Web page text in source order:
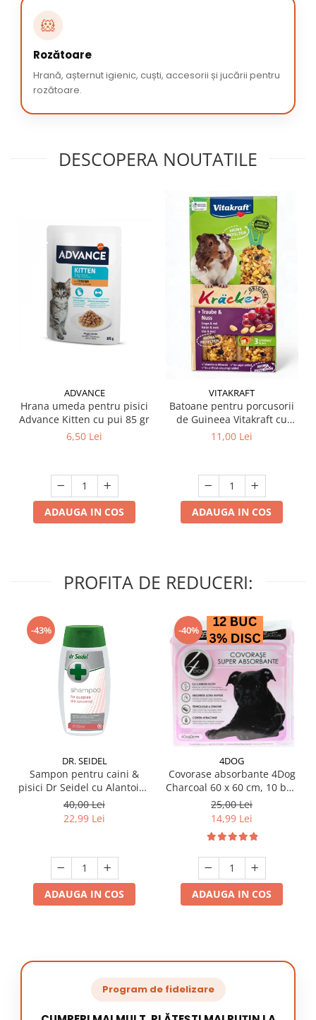
🐹
Rozătoare
Hrană, așternut igienic, cuști, accesorii și jucării pentru
rozătoare.
DESCOPERA NOUTATILE
ADVANCE
Hrana umeda pentru pisici
Advance Kitten cu pui 85 gr
6,50 Lei
ADAUGA IN COS
VITAKRAFT
Batoane pentru porcusorii
de Guineea Vitakraft cu
struguri & nuci 2 buc
11,00 Lei
ADAUGA IN COS
PROFITA DE REDUCERI:
-43%
DR. SEIDEL
Sampon pentru caini &
pisici Dr Seidel cu Alantoina
220 ml
40,00 Lei
22,99 Lei
ADAUGA IN COS
-40%
4DOG
Covorase absorbante 4Dog
Charcoal 60 x 60 cm, 10 buc
/ pachet
25,00 Lei
14,99 Lei
ADAUGA IN COS
Program de fidelizare